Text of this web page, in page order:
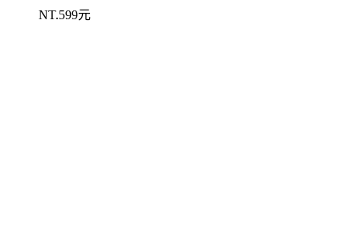
NT.599元